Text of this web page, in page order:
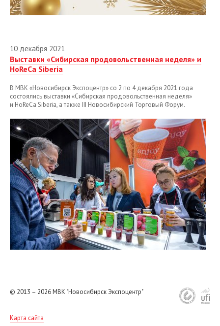
Ноябрь
2020
2019
2018
2017
2016
2015
2014
2013
2012
10 декабря 2021
Выставки «Сибирская продовольственная неделя» и
HoReCa Siberia
В МВК «Новосибирск Экспоцентр» со 2 по 4 декабря 2021 года
состоялись выставки «Сибирская продовольственная неделя»
и HoReCa Siberia, а также III Новосибирский Торговый Форум.
© 2013 – 2026МВК "Новосибирск Экспоцентр"
Карта сайта